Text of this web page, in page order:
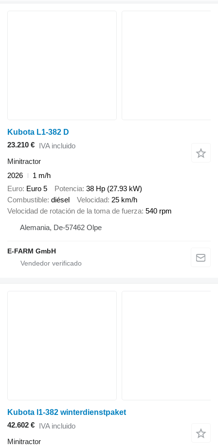
Kubota L1-382 D
23.210 € IVA incluido
Minitractor
2026
1 m/h
Euro Euro 5 Potencia 38 Hp (27.93 kW)
Combustible diésel Velocidad 25 km/h
Velocidad de rotación de la toma de fuerza 540 rpm
Alemania, De-57462 Olpe
E-FARM GmbH
Kubota l1-382 winterdienstpaket
42.602 € IVA incluido
Minitractor